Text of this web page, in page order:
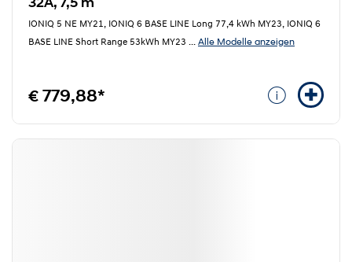
IONIQ 5 NE MY21, IONIQ 6 BASE LINE Long 77,4 kWh MY23, IONIQ 6
BASE LINE Short Range 53kWh MY23 ... Alle Modelle anzeigen
€ 779,88*